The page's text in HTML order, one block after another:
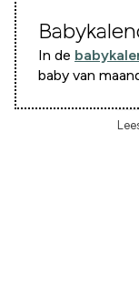
In de
baby van